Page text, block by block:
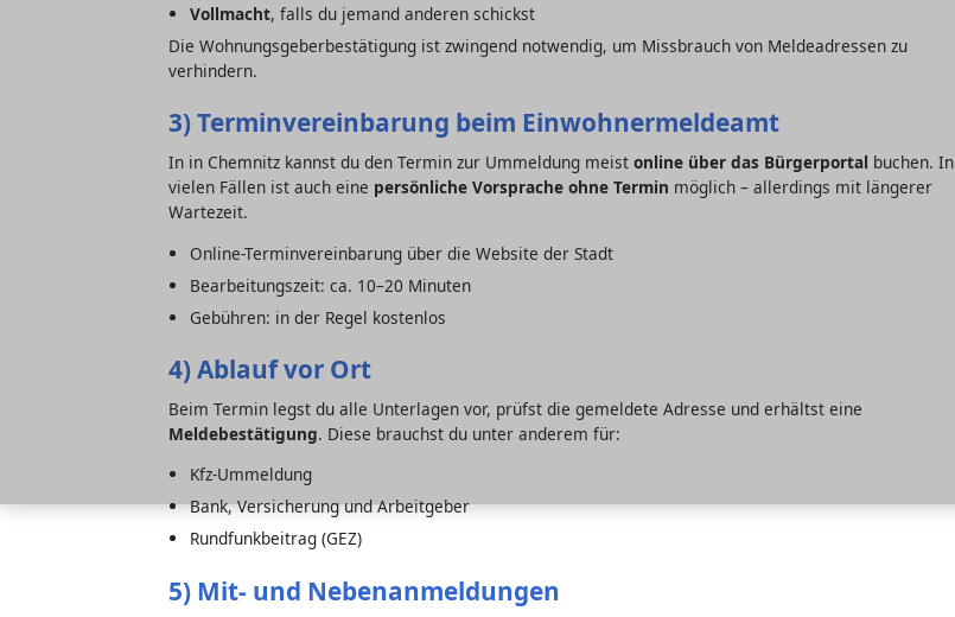
Vollmacht, falls du jemand anderen schickst
Die Wohnungsgeberbestätigung ist zwingend notwendig, um Missbrauch von Meldeadressen zu
verhindern.
3) Terminvereinbarung beim Einwohnermeldeamt
In in Chemnitz kannst du den Termin zur Ummeldung meist online über das Bürgerportal buchen. In
vielen Fällen ist auch eine persönliche Vorsprache ohne Termin möglich – allerdings mit längerer
Wartezeit.
Online-Terminvereinbarung über die Website der Stadt
Bearbeitungszeit: ca. 10–20 Minuten
Gebühren: in der Regel kostenlos
4) Ablauf vor Ort
Beim Termin legst du alle Unterlagen vor, prüfst die gemeldete Adresse und erhältst eine
Meldebestätigung. Diese brauchst du unter anderem für:
Kfz-Ummeldung
Bank, Versicherung und Arbeitgeber
Rundfunkbeitrag (GEZ)
5) Mit- und Nebenanmeldungen